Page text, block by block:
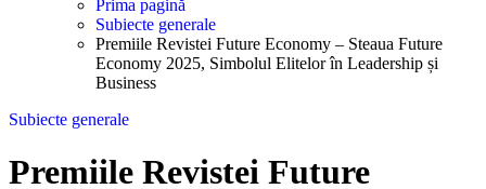
Prima pagină
Subiecte generale
Premiile Revistei Future Economy – Steaua Future
Economy 2025, Simbolul Elitelor în Leadership și
Business
Subiecte generale
Premiile Revistei Future